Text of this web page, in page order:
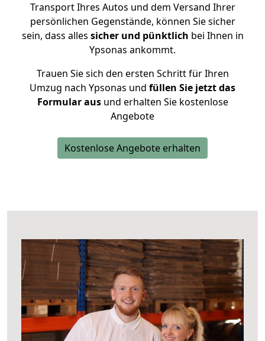
Transport Ihres Autos und dem Versand Ihrer
persönlichen Gegenstände, können Sie sicher
sein, dass alles sicher und pünktlich bei Ihnen in
Ypsonas ankommt.
Trauen Sie sich den ersten Schritt für Ihren
Umzug nach Ypsonas und füllen Sie jetzt das
Formular ausund erhalten Sie kostenlose
Angebote
Kostenlose Angebote erhalten